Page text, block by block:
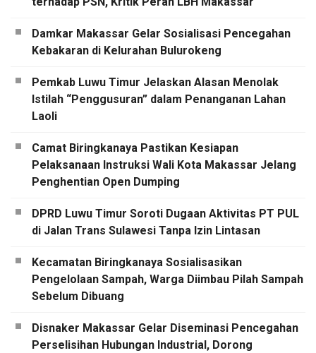
Damkar Makassar Gelar Sosialisasi Pencegahan
Kebakaran di Kelurahan Bulurokeng
Pemkab Luwu Timur Jelaskan Alasan Menolak
Istilah “Penggusuran” dalam Penanganan Lahan
Laoli
Camat Biringkanaya Pastikan Kesiapan
Pelaksanaan Instruksi Wali Kota Makassar Jelang
Penghentian Open Dumping
DPRD Luwu Timur Soroti Dugaan Aktivitas PT PUL
di Jalan Trans Sulawesi Tanpa Izin Lintasan
Kecamatan Biringkanaya Sosialisasikan
Pengelolaan Sampah, Warga Diimbau Pilah Sampah
Sebelum Dibuang
Disnaker Makassar Gelar Diseminasi Pencegahan
Perselisihan Hubungan Industrial, Dorong